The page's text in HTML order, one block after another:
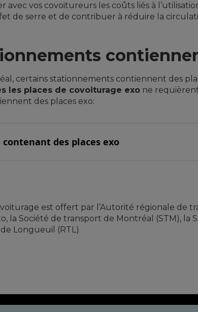
avec vos covoitureurs les coûts liés à
de serre et de contribuer à réduire la
certains stationnements contiennent des
les places de covoiturage exo ne
des places exo:
des places exo
est offert par l’Autorité régionale de
la Société de transport de Montréal (STM), la
Longueuil (RTL).